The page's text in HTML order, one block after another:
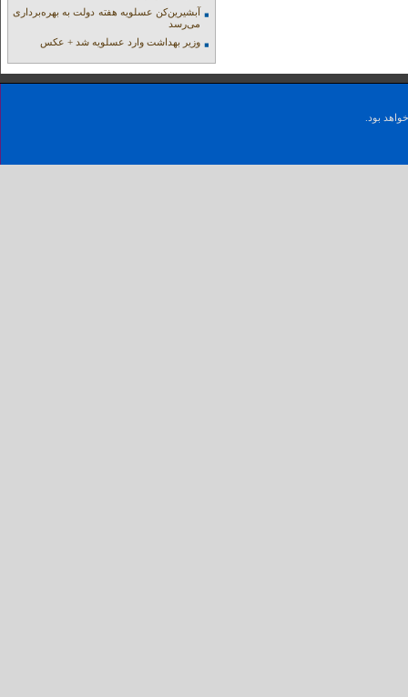
آبشیرین‌کن عسلویه هفته دولت به بهره‌برداری
می‌رسد
وزیر بهداشت وارد عسلویه شد + عکس
بود.